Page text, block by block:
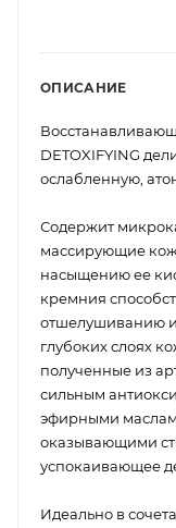
ОПИСАНИЕ
DETOXIFYING
ослабленную,
Содержит
массирующие
насыщению ее
кремния
отшелушиванию
глубоких слоях
полученные из
сильным
эфирными
оказывающими
успокаивающее
Идеально в